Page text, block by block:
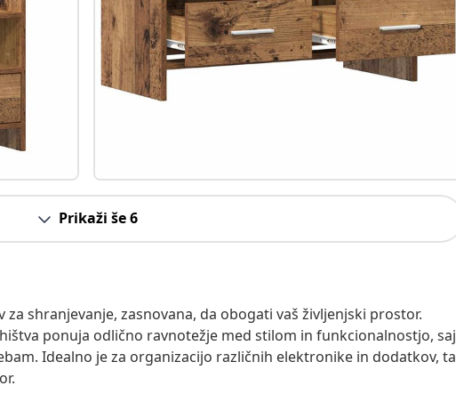
Prikaži še 6
shranjevanje, zasnovana, da obogati vaš življenjski prostor.
ponuja odlično ravnotežje med stilom in funkcionalnostjo, saj
Idealno je za organizacijo različnih elektronike in dodatkov, ta